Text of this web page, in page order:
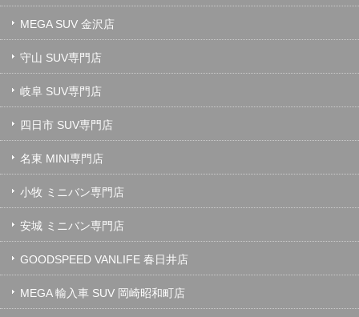
MEGA SUV 金沢店
守山 SUV専門店
岐阜 SUV専門店
四日市 SUV専門店
名東 MINI専門店
小牧 ミニバン専門店
安城 ミニバン専門店
GOODSPEED VANLIFE 春日井店
MEGA 輸入車 SUV 岡崎昭和町店